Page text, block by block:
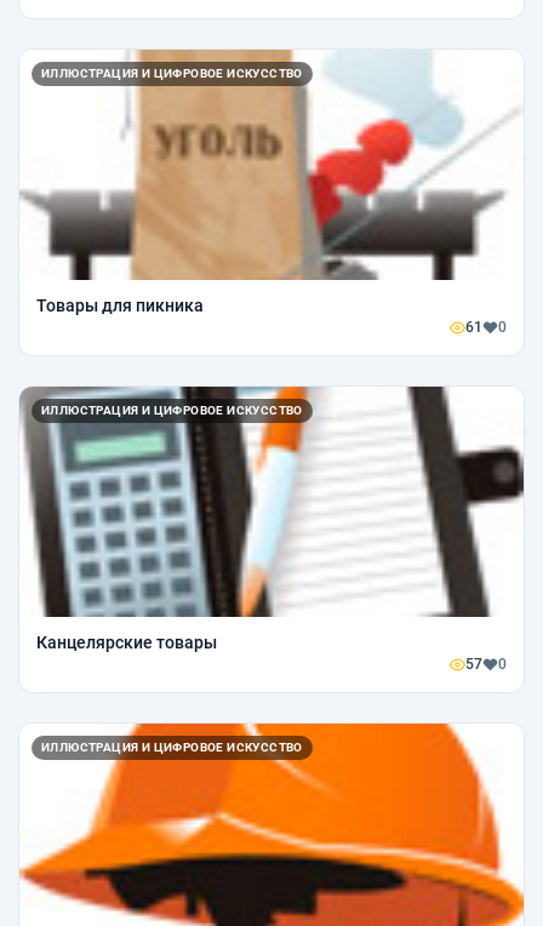
ИЛЛЮСТРАЦИЯ И ЦИФРОВОЕ ИСКУССТВО
Товары для пикника
61 0
ИЛЛЮСТРАЦИЯ И ЦИФРОВОЕ ИСКУССТВО
Канцелярские товары
57 0
ИЛЛЮСТРАЦИЯ И ЦИФРОВОЕ ИСКУССТВО